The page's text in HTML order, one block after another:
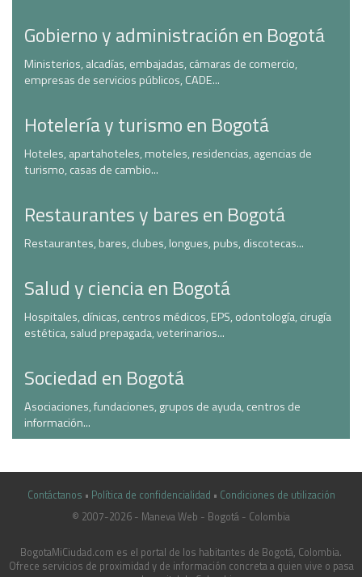
Gobierno y administración en Bogotá
Ministerios, alcadías, embajadas, cámaras de comercio,
empresas de servicios públicos, CADE...
Hotelería y turismo en Bogotá
Hoteles, apartahoteles, moteles, residencias, agencias de
turismo, casas de cambio...
Restaurantes y bares en Bogotá
Restaurantes, bares, clubes, longues, pubs, discotecas...
Salud y ciencia en Bogotá
Hospitales, clínicas, centros médicos, EPS, odontología, cirugía
estética, salud prepagada, veterinarios...
Sociedad en Bogotá
Asociaciones, fundaciones, grupos de ayuda, centros de
información...
Contáctanos • Política de confidencialidad • Condiciones de utilización
© 2007-2026 - Maneva Web - Bogotá - Colombia
casinoluck.ca
BogotaMiCiudad.com es el portal de los habitantes de Bogotá, Colombia.
Ofrece servicios de proximidad y de información concreta a quien vive o pasa